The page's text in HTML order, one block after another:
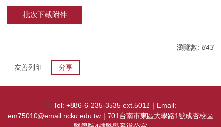
教師榮譽
委員會
教務相關規章
實習活動
批次下載附件
瀏覽數: 843
友善列印 分享
::: Tel: +886-6-235-3535 ext.5012｜Email:
em75010@email.ncku.edu.tw｜701台南市東區大學路1號成杏校區